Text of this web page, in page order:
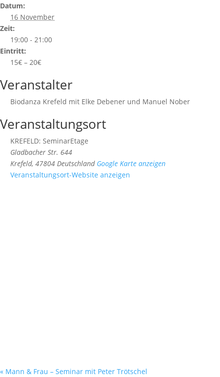
Datum:
16 November
Zeit:
19:00 - 21:00
Eintritt:
15€ – 20€
Veranstalter
Biodanza Krefeld mit Elke Debener und Manuel Nober
Veranstaltungsort
KREFELD: SeminarEtage
Gladbacher Str. 644
Krefeld, 47804 Deutschland Google Karte anzeigen
Veranstaltungsort-Website anzeigen
« Mann & Frau – Seminar mit Peter Trötschel